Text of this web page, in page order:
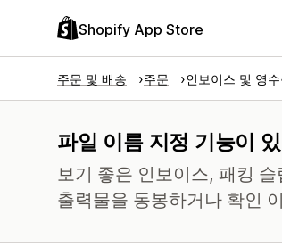
Shopify App Store
주문 및 배송 주문 인보이스 및 영수
파일 이름 지정 기능이
보기 좋은 인보이스, 패킹
출력물을 동봉하거나 확인